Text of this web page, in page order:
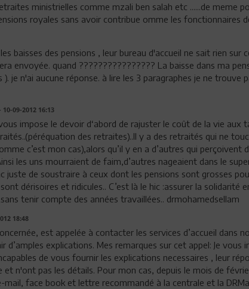
ministrielles comme mzali ben salah etc ......de meme
royales sans avoir contribue omme les fonctionnaires
baisses des pensions , leur bureau d'accueil ne sait rien sur
envoyée. quand ???????????????? La baisse dans ma
). je n'ai aucune réponse. à lire les 3 paragraphes je ne trouve
10-09-2012 16:13
impose le devoir d‘abord de rajuster le coût de la vie aux
des retraites)..Il y a des retraités qui ne
c’est mon cas),alors qu’il y en a d’autres qui perçoivent
les uns mourraient de faim,d’autres nageaient dans le
juste de soustraire à ceux dont les pensions sont grosses
dérisoires et ridicules.. C’est là le hic :assurer la solidarité
tenir compte des années travaillées.. drmohamedsellam
18:48
est appelée à contacter les services d’accueil dans
d’amples explications. Mes remarques sur cet appel: Je vous
de vous fournir les explications necessaires , leur
et n'ont pas les détails. Pour mon cas, depuis le mois de
mail, face book et lettre recommandé à la centrale et la